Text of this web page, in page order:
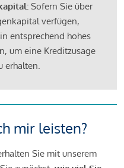
Sofern Sie über
verfügen,
entsprechend hohes
um eine Kreditzusage
erhalten.
mir leisten?
Sie mit unserem